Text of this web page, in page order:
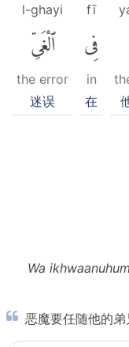
fī
فِى
in
在
l-ghayi
ٱلْغَىِّ
the error
迷误
Wa
恶魔要任随他的弟